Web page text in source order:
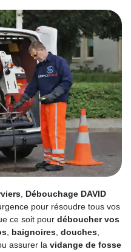
, Débouchage DAVID
pour résoudre tous vos
ce soit pour déboucher vos
, baignoires, douches,
assurer la vidange de fosse